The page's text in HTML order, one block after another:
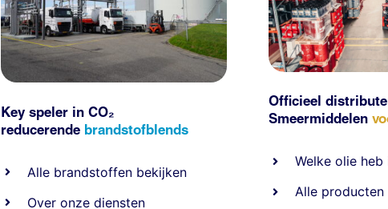
Key speler in CO₂
reducerende brandstofblends
Alle brandstoffen bekijken
Over onze diensten
Officieel
Smeermiddelen
Welke olie
Alle producten